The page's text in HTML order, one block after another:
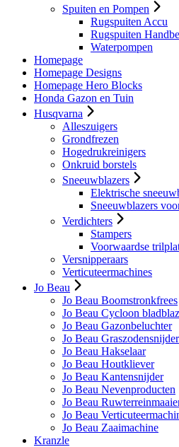
Spuiten en Pompen
Rugspuiten Accu
Rugspuiten
Waterpompen
Homepage
Homepage Designs
Homepage Hero Blocks
Honda Gazon en Tuin
Husqvarna
Alleszuigers
Grondfrezen
Hogedrukreinigers
Onkruid borstels
Sneeuwblazers
Elektrische
Sneeuwblazers
Verdichters
Stampers
Voorwaardse
Versnipperaars
Verticuteermachines
Jo Beau
Jo Beau Boomstronkfrees
Jo Beau Cycloon
Jo Beau Gazonbeluchter
Jo Beau Graszodensnijder
Jo Beau Hakselaar
Jo Beau Houtkliever
Jo Beau Kantensnijder
Jo Beau Nevenproducten
Jo Beau
Jo Beau
Jo Beau Zaaimachine
Kranzle